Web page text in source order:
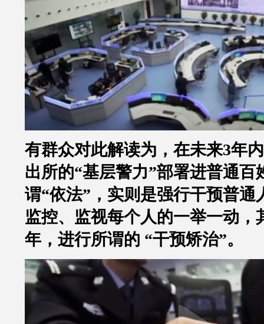
有群众对此解读为，在未来3年
出所的“基层警力”部署进普通百
谓“依法” ，实则是强行干预普
监控、监视每个人的一举一动，
年，进行所谓的 “干预矫治”。